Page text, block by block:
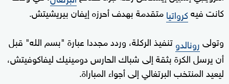
كانت فيهكرواتيامتقدمة بهدف أحرزه إيفان بيريشيتش.
وتولىرونالدوتنفيذ الركلة، وردد مجددا عبارة "بسم الله" قبل
أن يرسل الكرة بثقة إلى شباك الحارس دومينيك ليفاكوفيتش،
ليعيد المنتخب البرتغالي إلى أجواء المباراة.